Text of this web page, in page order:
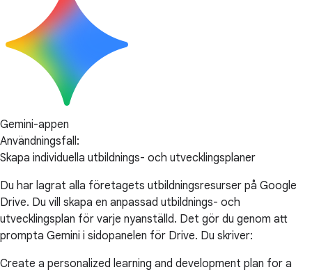
Gemini-appen
Användningsfall:
Skapa individuella utbildnings- och utvecklingsplaner
Du har lagrat alla företagets utbildningsresurser på Google
Drive. Du vill skapa en anpassad utbildnings- och
utvecklingsplan för varje nyanställd. Det gör du genom att
prompta Gemini i sidopanelen för Drive. Du skriver:
Create a personalized learning and development plan for a